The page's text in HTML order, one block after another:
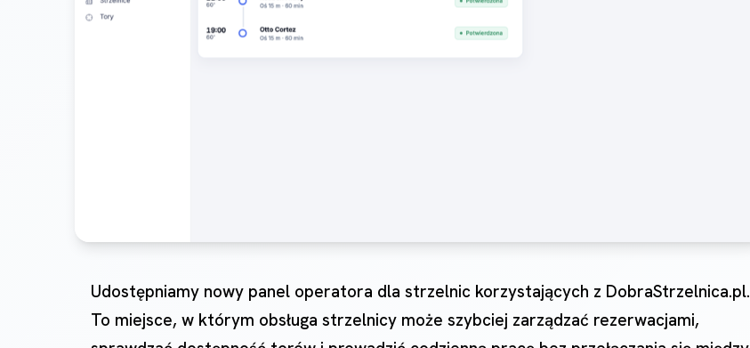
Udostępniamy nowy panel operatora dla strzelnic korzystających z DobraStrzelnica.pl.
To miejsce, w którym obsługa strzelnicy może szybciej zarządzać rezerwacjami,